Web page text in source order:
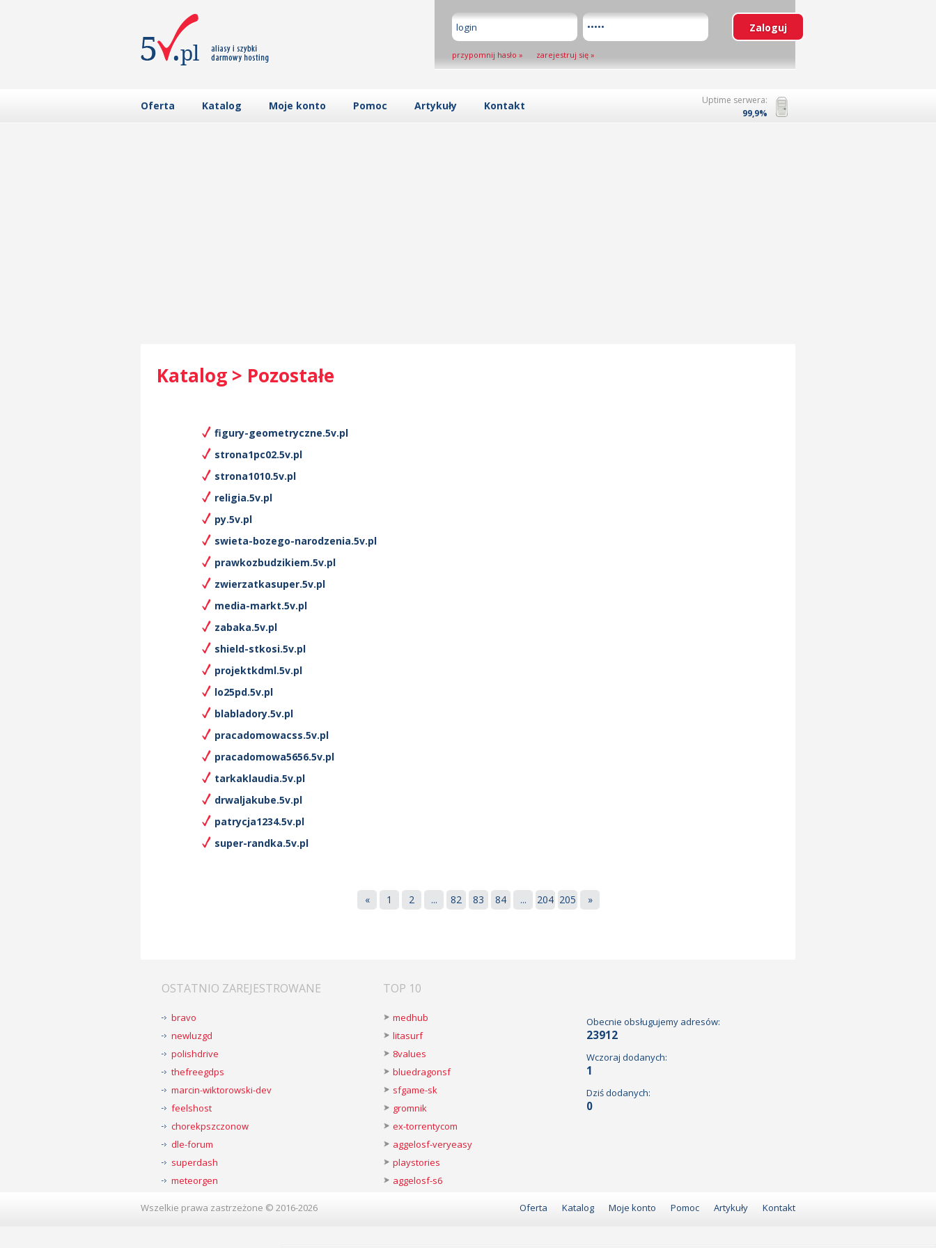
przypomnij hasło » zarejestruj się »
Oferta Katalog Moje konto Pomoc Artykuły Kontakt
Uptime serwera:
99,9%
Katalog > Pozostałe
figury-geometryczne.5v.pl
strona1pc02.5v.pl
strona1010.5v.pl
religia.5v.pl
py.5v.pl
swieta-bozego-narodzenia.5v.pl
prawkozbudzikiem.5v.pl
zwierzatkasuper.5v.pl
media-markt.5v.pl
zabaka.5v.pl
shield-stkosi.5v.pl
projektkdml.5v.pl
lo25pd.5v.pl
blabladory.5v.pl
pracadomowacss.5v.pl
pracadomowa5656.5v.pl
tarkaklaudia.5v.pl
drwaljakube.5v.pl
patrycja1234.5v.pl
super-randka.5v.pl
« 1 2 ... 82 83 84 ... 204 205 »
OSTATNIO ZAREJESTROWANE
bravo
newluzgd
polishdrive
thefreegdps
marcin-wiktorowski-dev
feelshost
chorekpszczonow
dle-forum
superdash
meteorgen
TOP 10
medhub
litasurf
8values
bluedragonsf
sfgame-sk
gromnik
ex-torrentycom
aggelosf-veryeasy
playstories
aggelosf-s6
Obecnie obsługujemy adresów:
23912
Wczoraj dodanych:
1
Dziś dodanych:
0
Wszelkie prawa zastrzeżone © 2016-2026 Oferta Katalog Moje konto Pomoc Artykuły Kontakt